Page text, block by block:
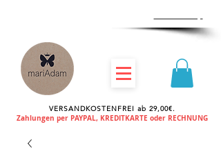
VERSANDKOSTENFREI ab 29,00€.
Zahlungen per PAYPAL, KREDITKARTE oder RECHNUNG